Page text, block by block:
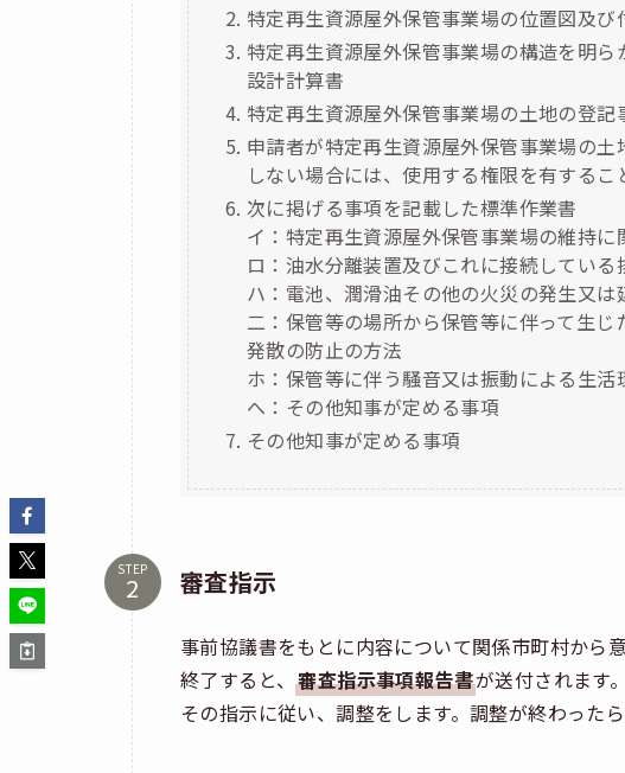
特定再生資源屋外保管事業場の位置図及び
特定再生資源屋外保管事業場の構造を明
設計計算書
特定再生資源屋外保管事業場の土地の登
申請者が特定再生資源屋外保管事業場の
しない場合には、使用する権限を有する
次に掲げる事項を記載した標準作業書
イ：特定再生資源屋外保管事業場の維持に
ロ：油水分離装置及びこれに接続している
ハ：電池、潤滑油その他の火災の発生又
二：保管等の場所から保管等に伴って生
発散の防止の方法
ホ：保管等に伴う騒音又は振動による生
へ：その他知事が定める事項
その他知事が定める事項
STEP 審査指示
事前協議書をもとに内容について関係市町村から
終了すると、審査指示事項報告書が送付されます。
その指示に従い、調整をします。調整が終わったら